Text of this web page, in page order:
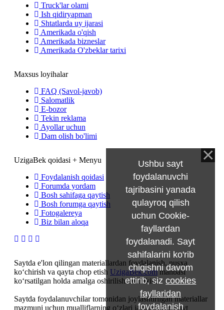
Truck'lar olami
Ish qidiryapman
Shtatlarda uy ijarasi
Amerikada o'qish
Amerikada bizneslar
Amerikada O'zbeklar tarixi
Maxsus loyihalar
FAQ (Savol-javob)
Salomatlik
E-bozor
Tekin reklama
Ayollar uchun
Dam olish bo'limi
UzigaBek qoidasi + Menyu
Foydalanish qoidasi
Forumda yordam
Bosh sahifaga qaytish
Bosh forumga qaytish
Fotogalereya
Biz bilan aloqa
Saytda e'lon qilingan materiallardan foydalanish, nusxa
ko‘chirish va qayta chop etish UzigaBek.commanbasi
ko‘rsatilgan holda amalga oshirilishi mumkin.
Saytda foydalanuvchilar tomonidan joylashtirilgan materiallar
mazmuni uchun mualliflarning o‘zlari javobgardir. Sayt
Ushbu sayt
foydalanuvchi
tajribasini yanada
qulayroq qilish
uchun Cookie-
fayllardan
foydalanadi. Sayt
sahifalarini ko'rib
chiqishni davom
ettirib, sizcookies
fayllaridan
foydalanish